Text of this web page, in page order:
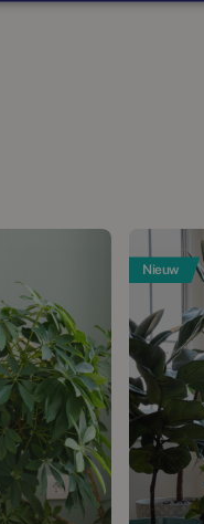
Nieuw